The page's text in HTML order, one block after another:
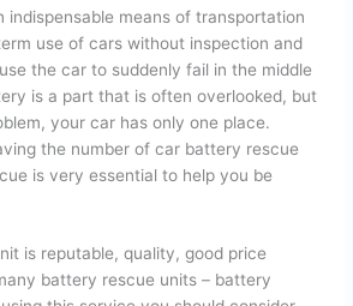
indispensable means of transportation
use of cars without inspection and
the car to suddenly fail in the middle
is a part that is often overlooked, but
your car has only one place.
the number of car battery rescue
is very essential to help you be
is reputable, quality, good price
battery rescue units – battery